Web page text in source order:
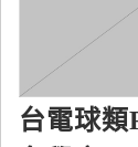
台電球類